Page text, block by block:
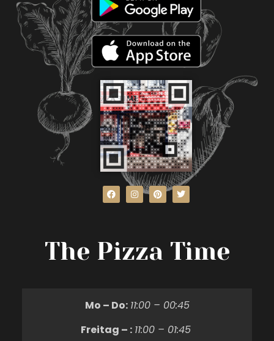
The Pizza Time
Mo – Do: 11:00 – 00:45
Freitag – : 11:00 – 01:45